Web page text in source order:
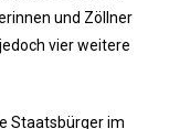
und Zöllner
vier weitere
Staatsbürger im